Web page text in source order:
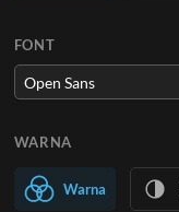
FONT
WARNA
Warna